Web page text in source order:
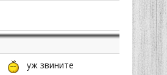
уж звините